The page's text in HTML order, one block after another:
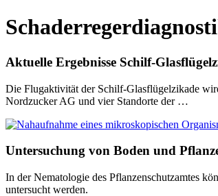
Aktuelle Ergebnisse Schilf-
Die Flugaktivität der Schilf-Glasflügelzikade
Nordzucker AG und vier Standorte der …
Untersuchung von Boden und
In der Nematologie des Pflanzenschutzamtes
untersucht werden.